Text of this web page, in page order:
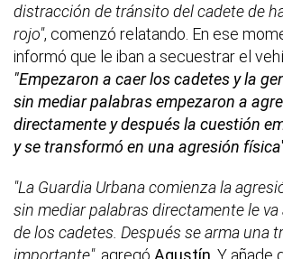
distracción de tránsito del cadete de
rojo", comenzó relatando. En ese
informó que le iban a secuestrar el
"Empezaron a caer los cadetes y la
sin mediar palabras empezaron a
directamente y después la cuestión
y se transformó en una agresión física
"La Guardia Urbana comienza la
sin mediar palabras directamente le va
de los cadetes. Después se arma una
importante", agregó Agustín . Y añade